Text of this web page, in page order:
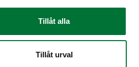
Tillåt alla
Tillåt urval